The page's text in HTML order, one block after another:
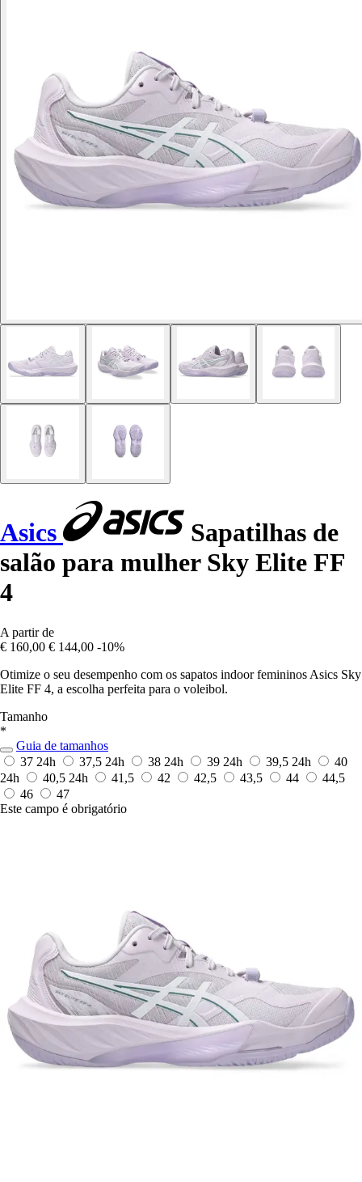
Asics
Sapatilhas de
salão para mulher Sky Elite FF
4
A partir de
€ 160,00 € 144,00 -10%
Otimize o seu desempenho com os sapatos indoor femininos Asics Sky
Elite FF 4, a escolha perfeita para o voleibol.
Tamanho
*
Guia de tamanhos
37 24h 37,5 24h 38 24h 39 24h 39,5 24h
40
24h
40,5 24h 41,5 42 42,5 43,5 44
44,5
46
47
Este campo é obrigatório